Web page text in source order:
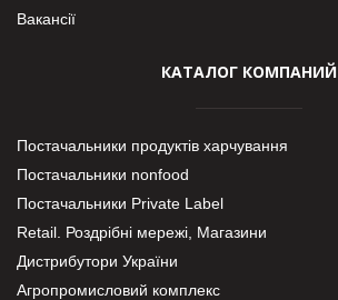
Вакансії
КАТАЛОГ КОМПАНИЙ
Постачальники продуктів харчування
Постачальники nonfood
Постачальники Private Label
Retail. Роздрібні мережі, Магазини
Дистрибутори України
Агропромисловий комплекс